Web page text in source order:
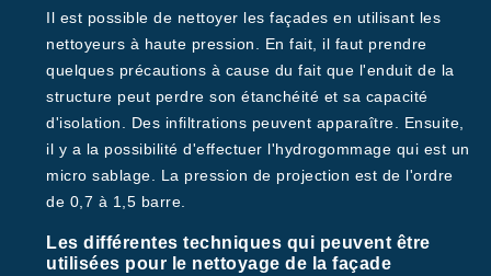
Il est possible de nettoyer les façades en utilisant les
nettoyeurs à haute pression. En fait, il faut prendre
quelques précautions à cause du fait que l'enduit de la
structure peut perdre son étanchéité et sa capacité
d'isolation. Des infiltrations peuvent apparaître. Ensuite,
il y a la possibilité d'effectuer l'hydrogommage qui est un
micro sablage. La pression de projection est de l'ordre
de 0,7 à 1,5 barre.
Les différentes techniques qui peuvent être
utilisées pour le nettoyage de la façade